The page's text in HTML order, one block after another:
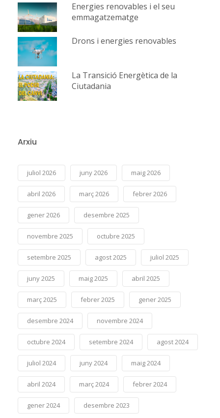
Energies renovables i el seu
emmagatzematge
Drons i energies renovables
La Transició Energètica de la
Ciutadania
Arxiu
juliol 2026 juny 2026 maig 2026
abril 2026 març 2026 febrer 2026
gener 2026 desembre 2025
novembre 2025 octubre 2025
setembre 2025 agost 2025 juliol 2025
juny 2025 maig 2025 abril 2025
març 2025 febrer 2025 gener 2025
desembre 2024 novembre 2024
octubre 2024 setembre 2024 agost 2024
juliol 2024 juny 2024 maig 2024
abril 2024 març 2024 febrer 2024
gener 2024 desembre 2023